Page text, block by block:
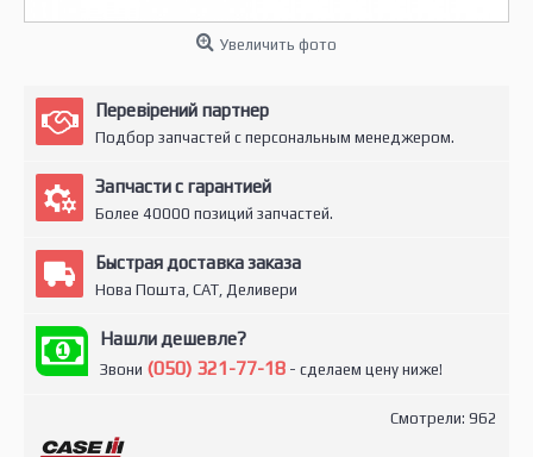
Увеличить фото
Перевірений партнер
Подбор запчастей с персональным менеджером.
Запчасти с гарантией
Более 40000 позиций запчастей.
Быстрая доставка заказа
Нова Пошта, САТ, Деливери
Нашли дешевле?
Звони (050) 321-77-18 - сделаем цену ниже!
Смотрели: 962